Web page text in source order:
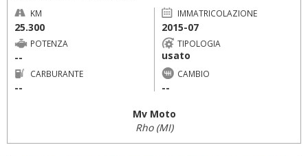
KM
25.300
IMMATRICOLAZIONE
2015-07
POTENZA
--
TIPOLOGIA
usato
CARBURANTE
--
CAMBIO
--
Mv Moto
Rho (MI)